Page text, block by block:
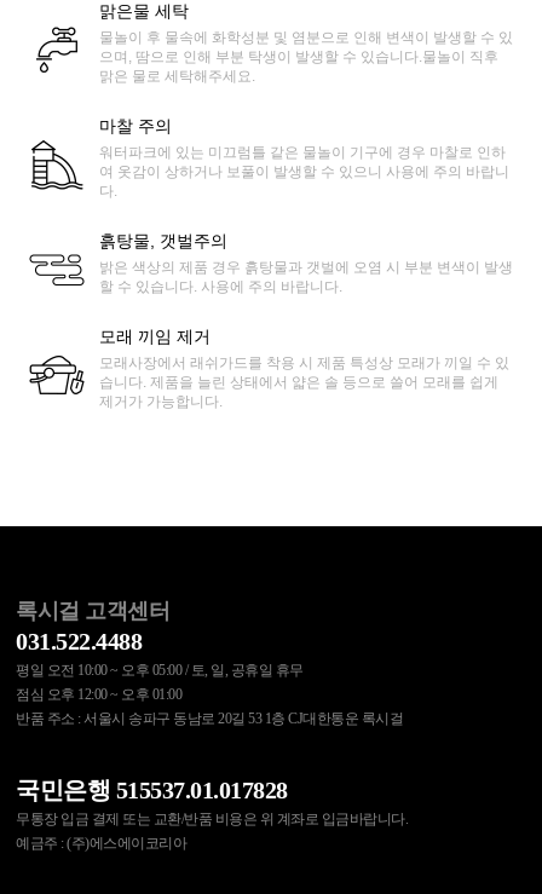
맑은물 세탁
물놀이 후 물속에 화학성분 및 염분으로 인해 변색이 발생할 수 있
으며, 땀으로 인해 부분 탁생이 발생할 수 있습니다.물놀이 직후
맑은 물로 세탁해주세요.
마찰 주의
워터파크에 있는 미끄럼틀 같은 물놀이 기구에 경우 마찰로 인하
여 옷감이 상하거나 보풀이 발생할 수 있으니 사용에 주의 바랍니
다.
흙탕물, 갯벌주의
밝은 색상의 제품 경우 흙탕물과 갯벌에 오염 시 부분 변색이 발생
할 수 있습니다. 사용에 주의 바랍니다.
모래 끼임 제거
모래사장에서 래쉬가드를 착용 시 제품 특성상 모래가 끼일 수 있
습니다. 제품을 늘린 상태에서 얇은 솔 등으로 쓸어 모래를 쉽게
제거가 가능합니다.
록시걸 고객센터
031.522.4488
평일 오전 10:00 ~ 오후 05:00 / 토, 일, 공휴일 휴무
점심 오후 12:00 ~ 오후 01:00
반품 주소 : 서울시 송파구 동남로 20길 53 1층 CJ대한통운 록시걸
국민은행 515537.01.017828
무통장 입금 결제 또는 교환/반품 비용은 위 계좌로 입금바랍니다.
예금주 : (주)에스에이코리아